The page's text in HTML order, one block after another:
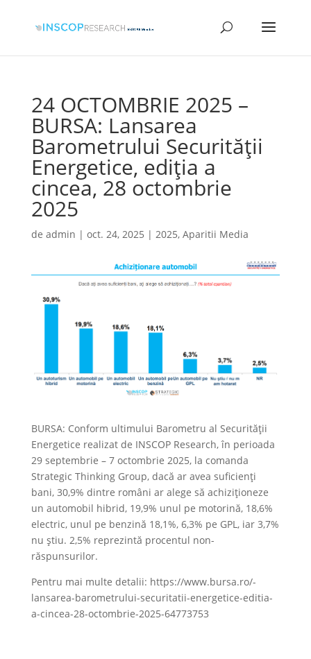
24 OCTOMBRIE 2025 –
BURSA: Lansarea
Barometrului Securităţii
Energetice, ediţia a
cincea, 28 octombrie
2025
de admin | oct. 24, 2025 | 2025, Aparitii Media
BURSA: Conform ultimului Barometru al Securităţii
Energetice realizat de INSCOP Research, în perioada
29 septembrie – 7 octombrie 2025, la comanda
Strategic Thinking Group, dacă ar avea suficienţi
bani, 30,9% dintre români ar alege să achiziţioneze
un automobil hibrid, 19,9% unul pe motorină, 18,6%
electric, unul pe benzină 18,1%, 6,3% pe GPL, iar 3,7%
nu ştiu. 2,5% reprezintă procentul non-
răspunsurilor.
Pentru mai multe detalii: https://www.bursa.ro/-
lansarea-barometrului-securitatii-energetice-editia-
a-cincea-28-octombrie-2025-64773753